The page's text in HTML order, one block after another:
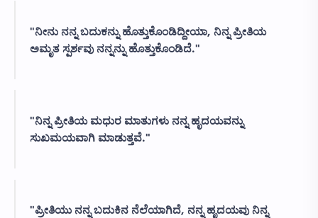
"ನೀನು ನನ್ನ ಬದುಕನ್ನು ಹೊತ್ತುಕೊಂಡಿದ್ದೀಯಾ, ನಿನ್ನ ಪ್ರೀತಿಯ
ಅಮೃತ ಸ್ಪರ್ಶವು ನನ್ನನ್ನು ಹೊತ್ತುಕೊಂಡಿದೆ."
"ನಿನ್ನ ಪ್ರೀತಿಯ ಮಧುರ ಮಾತುಗಳು ನನ್ನ ಹೃದಯವನ್ನು
ಸುಖಮಯವಾಗಿ ಮಾಡುತ್ತವೆ."
"ಪ್ರೀತಿಯು ನನ್ನ ಬದುಕಿನ ನೆಲೆಯಾಗಿದೆ, ನನ್ನ ಹೃದಯವು ನಿನ್ನ